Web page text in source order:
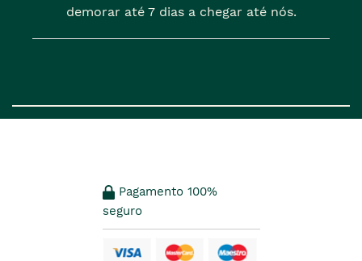
demorar até 7 dias a chegar até nós.
Pagamento 100%
seguro